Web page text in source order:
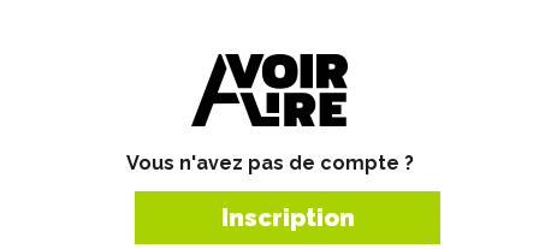
Vous n'avez pas de compte ?
Inscription